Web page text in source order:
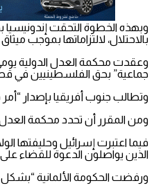
بالاحتلال، لالتزاماتها بموجب
جماعية” بحق الفلسطينيين في
وتطالب جنوب أفريقيا بإصدار
ومن المقرر أن تحدد محكمة العدل
فيما اعتبرت إسرائيل وحليفتها
الذين يواصلون الدعوة للقضاء
ورفضت الحكومة الألمانية “بشكل